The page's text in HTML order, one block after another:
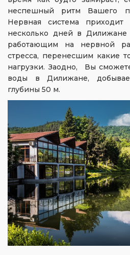
неспешный ритм Вашего
Нервная система
несколько дней в
работающим на нервной
стресса, перенесшим какие
нагрузки. Заодно, Вы
воды в Дилижане,
глубины 50 м.